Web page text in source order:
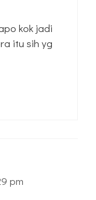
kok jadi
itu sih yg
pm